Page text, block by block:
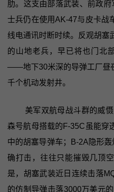
肋。这支由部落武装、前政府
士兵仍在使用AK-47与皮卡战
线电通讯时断时续。反观胡塞
的山地老兵，早已将也门北
——地下30米深的导弹工厂昼
千个机动发射井。
美军双航母战斗群的威
森号航母搭载的F-35C虽能穿
中的胡塞导弹车；B-2A隐形
确打击，往往只能摧毁几顶
是，胡塞武装近日连续击落
的仿制导弹击落3000万美元